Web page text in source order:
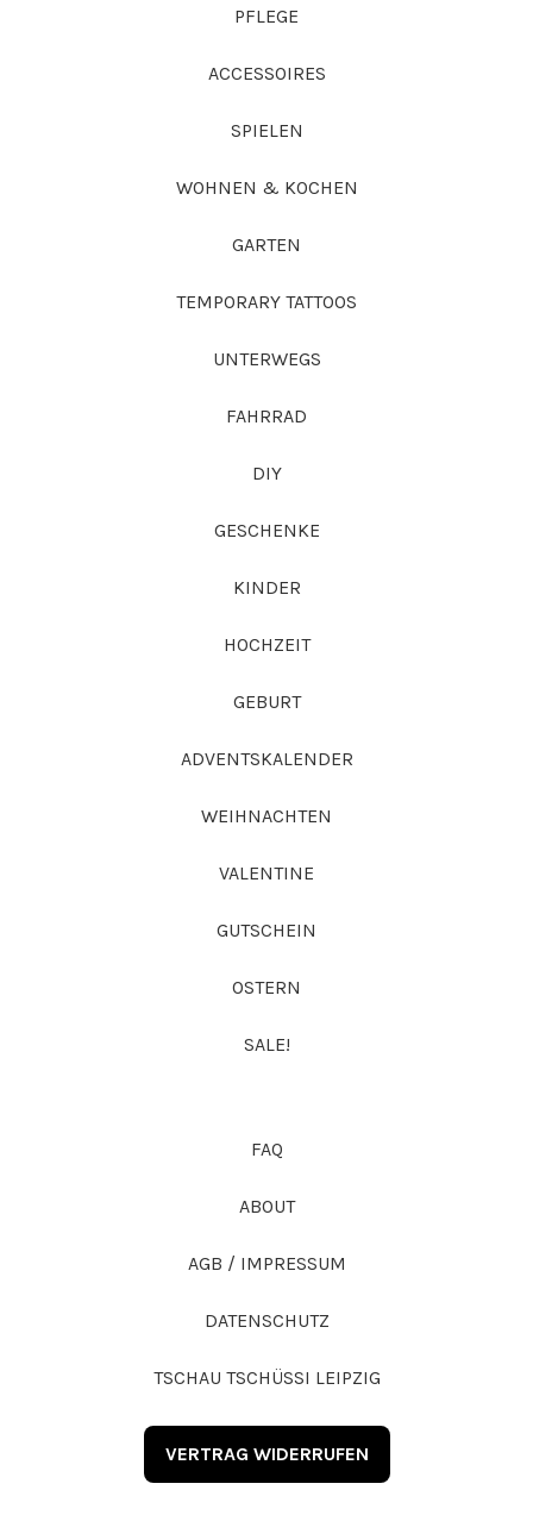
PFLEGE
ACCESSOIRES
SPIELEN
WOHNEN & KOCHEN
GARTEN
TEMPORARY TATTOOS
UNTERWEGS
FAHRRAD
DIY
GESCHENKE
KINDER
HOCHZEIT
GEBURT
ADVENTSKALENDER
WEIHNACHTEN
VALENTINE
GUTSCHEIN
OSTERN
SALE!
FAQ
ABOUT
AGB / IMPRESSUM
DATENSCHUTZ
TSCHAU TSCHÜSSI LEIPZIG
VERTRAG WIDERRUFEN